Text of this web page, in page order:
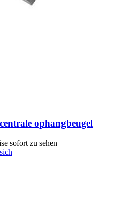
ophangbeugel
sofort zu sehen